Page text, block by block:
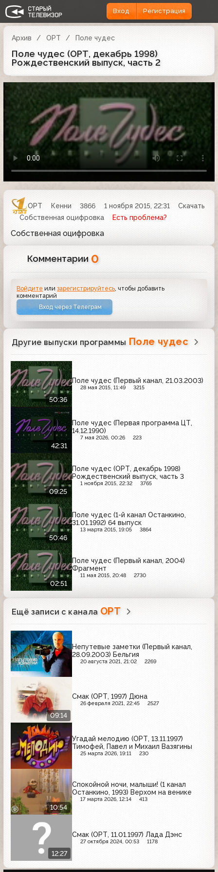
Вход Регистрация
Архив ОРТ Поле чудес
Поле чудес (ОРТ, декабрь 1998)
Рождественский выпуск, часть 2
ОРТ Кенни 3866 1 ноября 2015, 22:31
Скачать
Собственная оцифровка
Есть проблема?
Собственная оцифровка
Комментарии 0
Войдите илизарегистрируйтесь, чтобы добавить
комментарий
Вход через Телеграм
Другие выпуски программы Поле чудес
50:36
Поле чудес (Первый канал, 21.03.2003)
28 мая 2015, 11:49 3215
42:31
Поле чудес (Первая программа ЦТ,
14.12.1990)
7 мая 2026, 00:26 223
09:25
Поле чудес (ОРТ, декабрь 1998)
Рождественский выпуск, часть 3
1 ноября 2015, 22:32 3765
50:46
Поле чудес (1-й канал Останкино,
31.01.1992) 64 выпуск
13 марта 2015, 19:05 3864
02:51
Поле чудес (Первый канал, 2004)
Фрагмент
11 мая 2015, 20:48 2730
Ещё записи с канала ОРТ
Непутевые заметки (Первый канал,
28.09.2003) Бельгия
20 августа 2021, 21:02 2269
09:14
Смак (ОРТ, 1997) Дюна
26 февраля 2021, 22:45 2527
Угадай мелодию (ОРТ, 13.11.1997)
Тимофей, Павел и Михаил Вазягины
25 марта 2026, 19:11 230
10:54
Спокойной ночи, малыши! (1 канал
Останкино, 1993) Верхом на венике
17 марта 2026, 12:14 413
12:27
Смак (ОРТ, 11.01.1997) Лада Дэнс
27 октября 2024, 00:53 1178